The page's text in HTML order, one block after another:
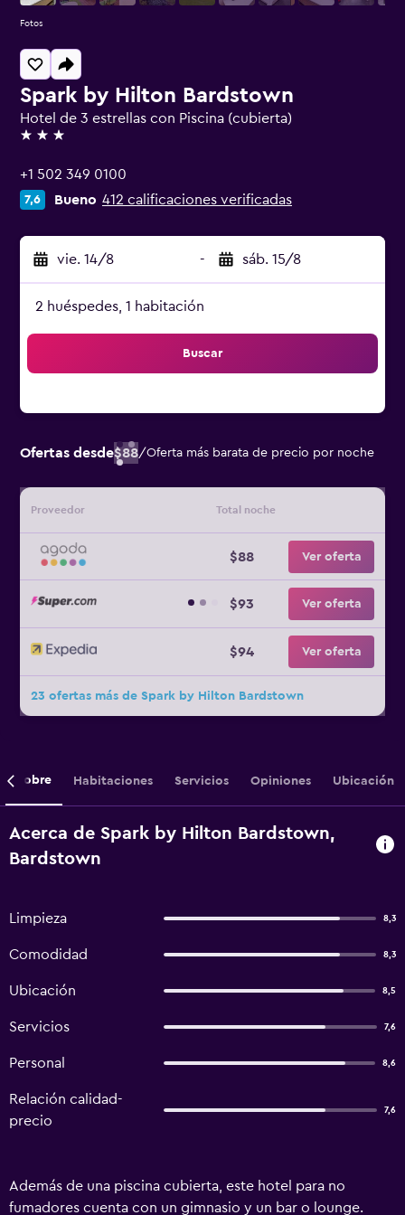
Spark by Hilton Bardstown
Hotel de 3 estrellas con Piscina (cubierta)
3 estrellas
+1 502 349 0100
7,6 Bueno 412 calificaciones verificadas
vie. 14/8 - sáb. 15/8
2 huéspedes, 1 habitación
Buscar
Ofertas desde$88/Oferta más barata de precio por noche
Proveedor Total noche
$88 Ver oferta
$93 Ver oferta
$94 Ver oferta
23 ofertas más de Spark by Hilton Bardstown
Fotos
Sobre Habitaciones Servicios Opiniones Ubicación
Acerca de Spark by Hilton Bardstown,
Bardstown
Limpieza 8,3
Comodidad 8,3
Ubicación 8,5
Servicios 7,6
Personal 8,6
Relación calidad-
precio
7,6
Además de una piscina cubierta, este hotel para no
fumadores cuenta con un gimnasio y un bar o lounge.